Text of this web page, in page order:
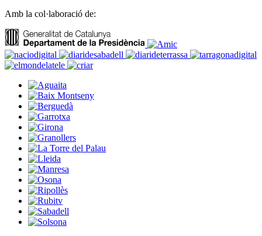
Amb la col·laboració de: